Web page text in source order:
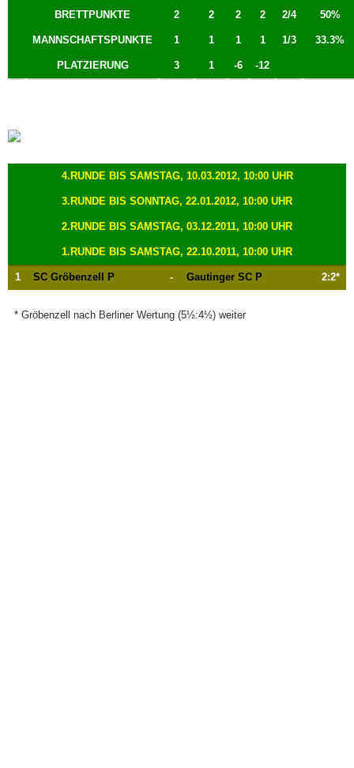
BRETTPUNKTE 2 2 2 2 2/4 50%
MANNSCHAFTSPUNKTE 1 1 1 1 1/3 33.3%
PLATZIERUNG 3 1 -6 -12
4.RUNDE BIS SAMSTAG, 10.03.2012, 10:00 UHR
3.RUNDE BIS SONNTAG, 22.01.2012, 10:00 UHR
2.RUNDE BIS SAMSTAG, 03.12.2011, 10:00 UHR
1.RUNDE BIS SAMSTAG, 22.10.2011, 10:00 UHR
1 SC Gröbenzell P - Gautinger SC P 2:2*
* Gröbenzell nach Berliner Wertung (5½:4½) weiter